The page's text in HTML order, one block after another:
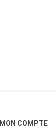
MON COMPTE